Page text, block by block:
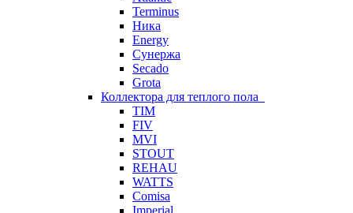
Terminus
Ника
Energy
Сунержа
Secado
Grota
Коллектора для теплого пола
TIM
FIV
MVI
STOUT
REHAU
WATTS
Comisa
Imperial